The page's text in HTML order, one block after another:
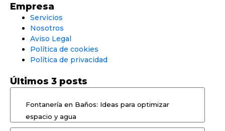
Empresa
Servicios
Nosotros
Aviso Legal
Política de cookies
Política de privacidad
Últimos 3 posts
Fontanería en Baños: Ideas para optimizar
espacio y agua